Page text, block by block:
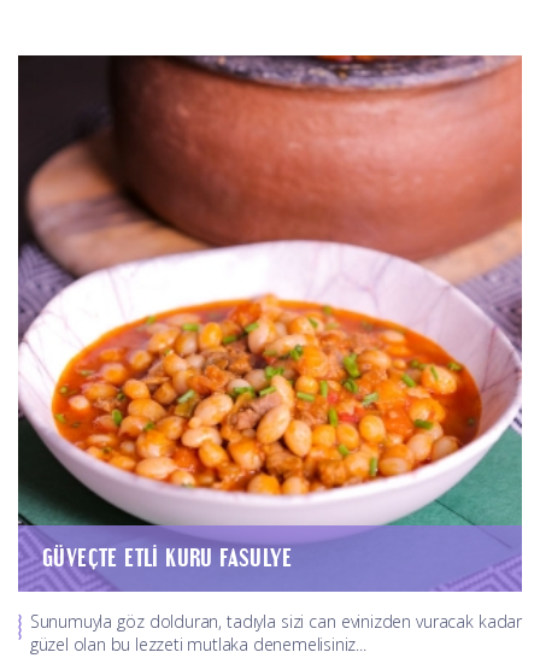
GÜVEÇTE ETLI KURU FASULYE
Sunumuyla göz dolduran, tadıyla sizi can evinizden vuracak kadar
güzel olan bu lezzeti mutlaka denemelisiniz...